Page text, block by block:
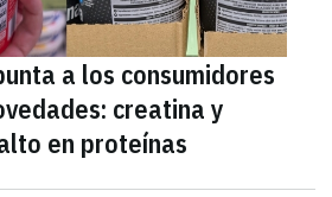
a los consumidores
creatina y
en proteínas